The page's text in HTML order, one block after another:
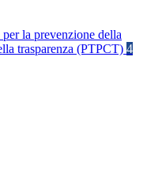
la prevenzione della
trasparenza (PTPCT) 4